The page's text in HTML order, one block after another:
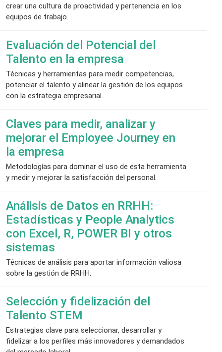
crear una cultura de proactividad y pertenencia en los
equipos de trabajo.
Evaluación del Potencial del
Talento en la empresa
Técnicas y herramientas para medir competencias,
potenciar el talento y alinear la gestión de los equipos
con la estrategia empresarial.
Claves para medir, analizar y
mejorar el Employee Journey en
la empresa
Metodologías para dominar el uso de esta herramienta
y medir y mejorar la satisfacción del personal.
Análisis de Datos en RRHH:
Estadísticas y People Analytics
con Excel, R, POWER BI y otros
sistemas
Técnicas de análisis para aportar información valiosa
sobre la gestión de RRHH.
Selección y fidelización del
Talento STEM
Estrategias clave para seleccionar, desarrollar y
fidelizar a los perfiles más innovadores y demandados